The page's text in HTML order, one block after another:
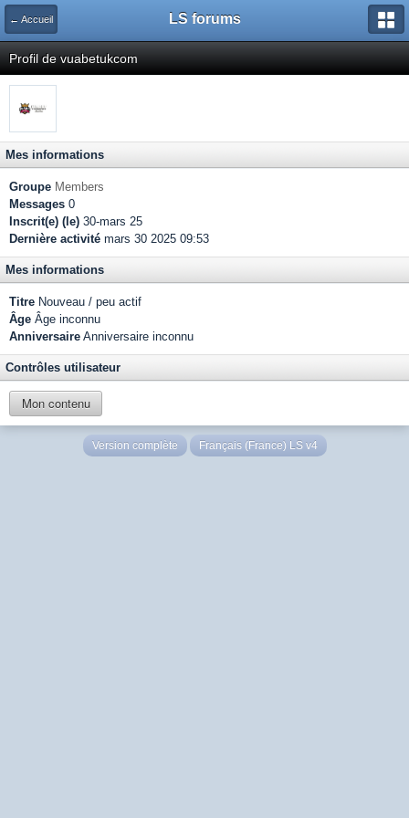
← Accueil LS forums
Profil de vuabetukcom
Mes informations
Groupe Members
Messages 0
Inscrit(e) (le) 30-mars 25
Dernière activité mars 30 2025 09:53
Mes informations
Titre Nouveau / peu actif
Âge Âge inconnu
Anniversaire Anniversaire inconnu
Contrôles utilisateur
Mon contenu
Version complète Français (France) LS v4